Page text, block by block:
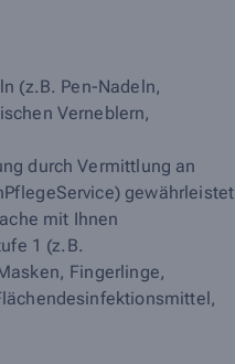
(z.B. Pen-Nadeln,
Verneblern,
durch Vermittlung an
gewährleistet
mit Ihnen
1 (z.B.
Fingerlinge,